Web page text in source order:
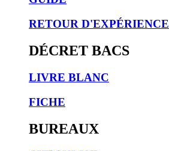
RETOUR D'EXPÉRIENCE
DÉCRET BACS
LIVRE BLANC
FICHE
BUREAUX